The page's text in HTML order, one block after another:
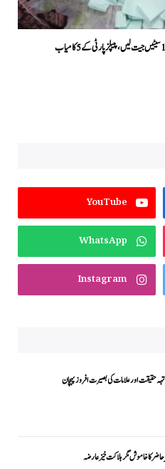
YouTube
WhatsApp
Instagram
تہہ حقیقت اور علامات کی بصیرت افروز پہچان
کا خاموش مگر ہلاکت خیز عارضہ